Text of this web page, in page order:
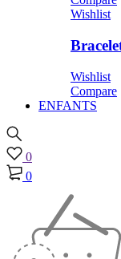
Wishlist
Wishlist
Compare
ENFANTS
0
0